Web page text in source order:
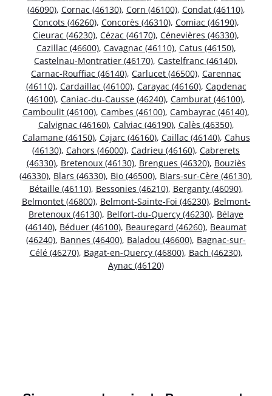
(46090), Cornac (46130), Corn (46100), Condat (46110),
Concots (46260), Concorès (46310), Comiac (46190),
Cieurac (46230), Cézac (46170), Cénevières (46330),
Cazillac (46600), Cavagnac (46110), Catus (46150),
Castelnau-Montratier (46170), Castelfranc (46140),
Carnac-Rouffiac (46140), Carlucet (46500), Carennac
(46110), Cardaillac (46100), Carayac (46160), Capdenac
(46100), Caniac-du-Causse (46240), Camburat (46100),
Camboulit (46100), Cambes (46100), Cambayrac (46140),
Calvignac (46160), Calviac (46190), Calès (46350),
Calamane (46150), Cajarc (46160), Caillac (46140), Cahus
(46130), Cahors (46000), Cadrieu (46160), Cabrerets
(46330), Bretenoux (46130), Brengues (46320), Bouziès
(46330), Blars (46330), Bio (46500), Biars-sur-Cère (46130),
Bétaille (46110), Bessonies (46210), Berganty (46090),
Belmontet (46800), Belmont-Sainte-Foi (46230), Belmont-
Bretenoux (46130), Belfort-du-Quercy (46230), Bélaye
(46140), Béduer (46100), Beauregard (46260), Beaumat
(46240), Bannes (46400), Baladou (46600), Bagnac-sur-
Célé (46270), Bagat-en-Quercy (46800), Bach (46230),
Aynac (46120)